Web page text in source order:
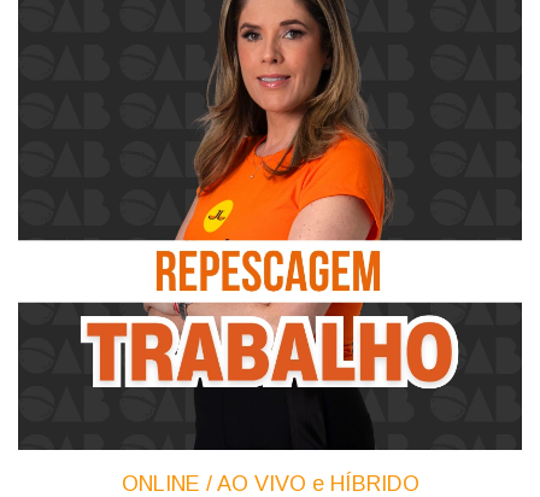
ONLINE / AO VIVO e HÍBRIDO